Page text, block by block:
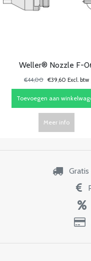
Weller® Nozzle F-
€44,00 €39,60 Excl. btw
Toevoegen aan
Meer info